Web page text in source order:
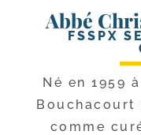
Abbé
FSSPX
Né en 1959
Bouchacourt
comme